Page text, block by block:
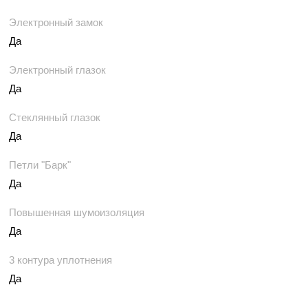
Электронный замок
Да
Электронный глазок
Да
Стеклянный глазок
Да
Петли "Барк"
Да
Повышенная шумоизоляция
Да
3 контура уплотнения
Да